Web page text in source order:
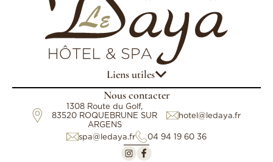
Liens utiles
Nous contacter
1308 Route du Golf,
83520 ROQUEBRUNE SUR
ARGENS
04 94 19 60 36
hotel@ledaya.fr
spa@ledaya.fr